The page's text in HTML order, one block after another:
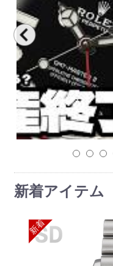
1 2 3
新着アイテム
新着